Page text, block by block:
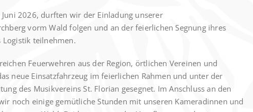
Juni 2026, durften wir der Einladung unserer
vorm Wald folgen und an der feierlichen Segnung ihres
Logistik teilnehmen.
Feuerwehren aus der Region, örtlichen Vereinen und
neue Einsatzfahrzeug im feierlichen Rahmen und unter der
des Musikvereins St. Florian gesegnet. Im Anschluss an den
noch einige gemütliche Stunden mit unseren Kameradinnen und